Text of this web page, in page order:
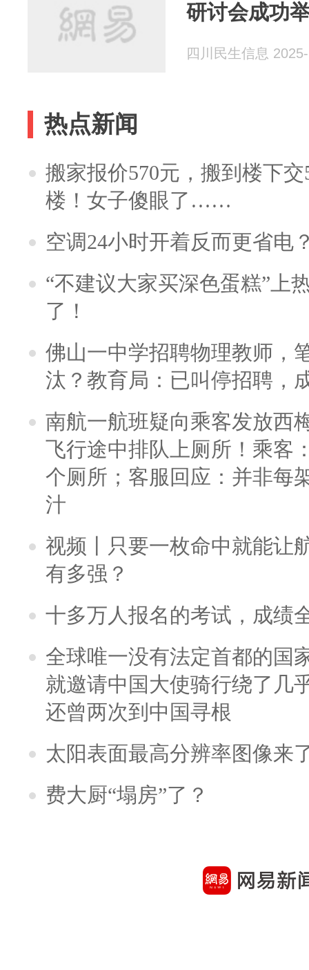
研讨会成功
四川民生信息
热点新闻
搬家报价570元，搬到楼下
楼！女子傻眼了……
空调24小时开着反而更省电
“不建议大家买深色蛋糕”上
了！
佛山一中学招聘物理教师，
汰？教育局：已叫停招聘，
南航一航班疑向乘客发放西
飞行途中排队上厕所！乘客
个厕所；客服回应：并非每
汁
视频丨只要一枚命中就能让
有多强？
十多万人报名的考试，成绩
全球唯一没有法定首都的国
就邀请中国大使骑行绕了几
还曾两次到中国寻根
太阳表面最高分辨率图像来
费大厨“塌房”了？